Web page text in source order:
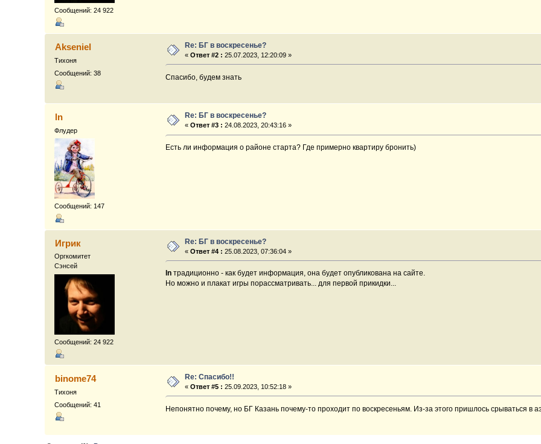
Сообщений: 24 922
Akseniel
Тихоня
Сообщений: 38
Re: БГ в воскресенье?
«Ответ #2 : 25.07.2023, 12:20:09 »
Спасибо, будем знать
ln
Флудер
Сообщений: 147
Re: БГ в воскресенье?
«Ответ #3 : 24.08.2023, 20:43:16 »
Есть ли информация о районе старта? Где примерно квартиру бронить)
Игрик
Оргкомитет
Сэнсей
Сообщений: 24 922
Re: БГ в воскресенье?
«Ответ #4 : 25.08.2023, 07:36:04 »
ln традиционно - как будет информация, она будет опубликована на сайте.
Но можно и плакат игры порассматривать... для первой прикидки...
binome74
Тихоня
Сообщений: 41
Re: Спасибо!!
«Ответ #5 : 25.09.2023, 10:52:18 »
Непонятно почему, но БГ Казань почему-то проходит по воскресеньям. Из-за этого пришлось срываться в